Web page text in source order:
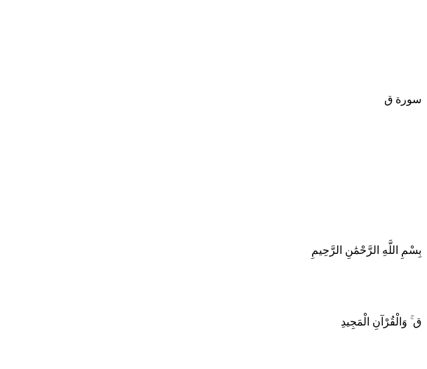
سورة ق
بِسْمِ اللَّهِ الرَّحْمَٰنِ الرَّحِيمِ
ق ۚ وَالْقُرْآنِ الْمَجِيدِ